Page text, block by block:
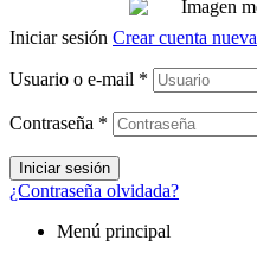
Iniciar sesión Crear cuenta nueva
Usuario o e-mail *
Contraseña *
Iniciar sesión
¿Contraseña olvidada?
Menú principal